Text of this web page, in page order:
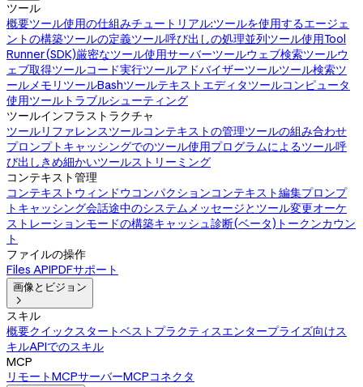
ツール
概要ツール使用の仕組みチュートリアル:ツールを使用するエージェ
ントの構築ツールの定義ツール呼び出しの処理並列ツール使用Tool
Runner(SDK)厳密なツール使用サーバーツールウェブ検索ツールウ
ェブ取得ツールコード実行ツールアドバイザーツールツール検索ツ
ールメモリツールBashツールテキストエディタツールコンピュータ
使用ツール トラブルシューティング
ツールインフラストラクチャ
ツールリファレンスツールコンテキストの管理ツールの組み合わせ
プロンプトキャッシングでのツール使用プログラムによるツール呼
び出し きめ細かいツールストリーミング
コンテキスト管理
コンテキストウィンドウ コンパクションコンテキスト編集プロンプ
トキャッシング会話途中のシステムメッセージとツール変更オーケ
ストレーションモードの構築キャッシュ診断(ベータ) トークンカウン
ト
ファイルの操作
Files APIPDFサポート
画像とビジョン

スキル
概要クイックスタートベストプラクティスエンタープライズ向けス
キルAPIでのスキル
MCP
リモートMCPサーバーMCPコネクタ